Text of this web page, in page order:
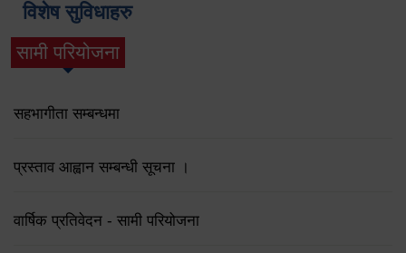
विशेष सुविधाहरु
सामी परियोजना
(active tab)
सहभागीता सम्बन्धमा
प्रस्ताव आह्वान सम्बन्धी सूचना ।
वार्षिक प्रतिवेदन - सामी परियोजना